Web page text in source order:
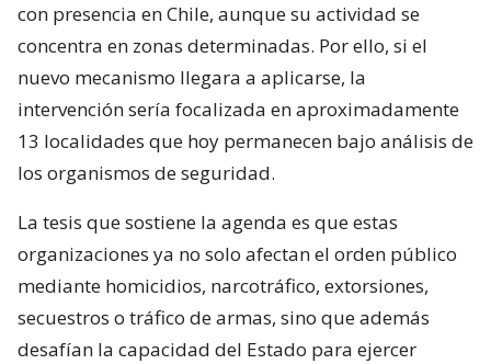
con presencia en Chile, aunque su actividad se
concentra en zonas determinadas. Por ello, si el
nuevo mecanismo llegara a aplicarse, la
intervención sería focalizada en aproximadamente
13 localidades que hoy permanecen bajo análisis de
los organismos de seguridad.
La tesis que sostiene la agenda es que estas
organizaciones ya no solo afectan el orden público
mediante homicidios, narcotráfico, extorsiones,
secuestros o tráfico de armas, sino que además
desafían la capacidad del Estado para ejercer